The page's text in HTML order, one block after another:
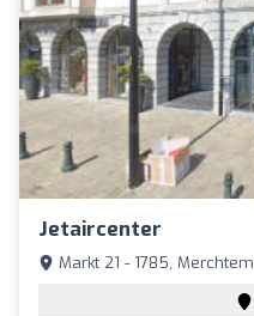
Jetaircenter
Markt 21 - 1785, Merchtem